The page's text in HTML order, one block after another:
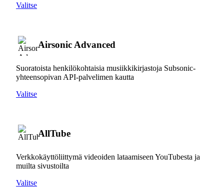
Valitse
Airsonic Advanced
Suoratoista henkilökohtaisia musiikkikirjastoja Subsonic-
yhteensopivan API-palvelimen kautta
Valitse
AllTube
Verkkokäyttöliittymä videoiden lataamiseen YouTubesta ja
muilta sivustoilta
Valitse